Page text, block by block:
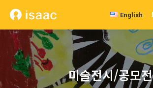
English
미술전시/공모전